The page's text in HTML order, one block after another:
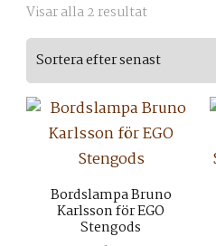
Visar alla 2 resultatSortera
efter
senaste
Bordslampa Bruno
Karlsson för EGO
Stengods